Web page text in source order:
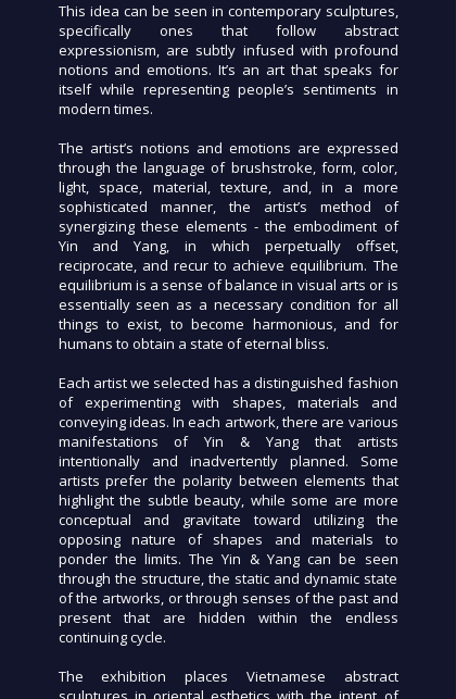
This idea can be seen in contemporary sculptures,
specifically ones that follow abstract
expressionism, are subtly infused with profound
notions and emotions. It’s an art that speaks for
itself while representing people’s sentiments in
modern times.
The artist’s notions and emotions are expressed
through the language of brushstroke, form, color,
light, space, material, texture, and, in a more
sophisticated manner, the artist’s method of
synergizing these elements - the embodiment of
Yin and Yang, in which perpetually offset,
reciprocate, and recur to achieve equilibrium. The
equilibrium is a sense of balance in visual arts or is
essentially seen as a necessary condition for all
things to exist, to become harmonious, and for
humans to obtain a state of eternal bliss.
Each artist we selected has a distinguished fashion
of experimenting with shapes, materials and
conveying ideas. In each artwork, there are various
manifestations of Yin & Yang that artists
intentionally and inadvertently planned. Some
artists prefer the polarity between elements that
highlight the subtle beauty, while some are more
conceptual and gravitate toward utilizing the
opposing nature of shapes and materials to
ponder the limits. The Yin & Yang can be seen
through the structure, the static and dynamic state
of the artworks, or through senses of the past and
present that are hidden within the endless
continuing cycle.
The exhibition places Vietnamese abstract